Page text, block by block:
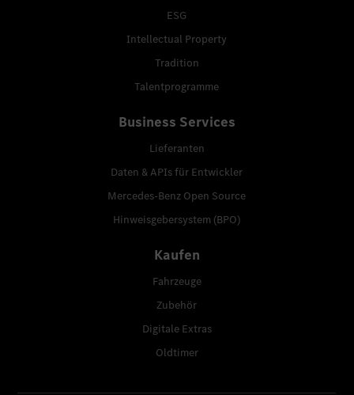
ESG
Intellectual Property
Tradition
Talentprogramme
Business Services
Lieferanten
Daten & APIs für Entwickler
Mercedes-Benz Open Source
Hinweisgebersystem (BPO)
Kaufen
Fahrzeuge
Zubehör
Digitale Extras
Oldtimer